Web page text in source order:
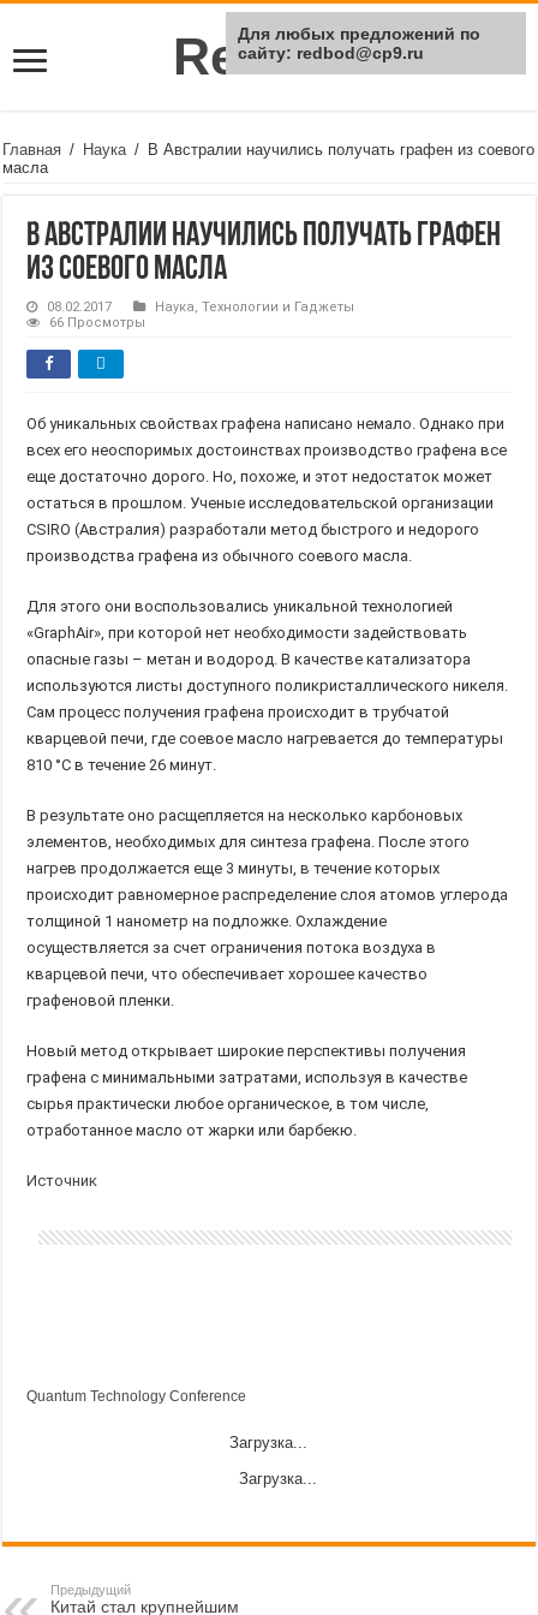
Rei Red
Главная / Наука / В Австралии научились получать графен из соевого
масла
В Австралии научились получать графен
из соевого масла
08.02.2017 Наука,Технологии и Гаджеты
66 Просмотры
Об уникальных свойствах графена написано немало. Однако при
всех его неоспоримых достоинствах производство графена все
еще достаточно дорого. Но, похоже, и этот недостаток может
остаться в прошлом. Ученые исследовательской организации
CSIRO (Австралия) разработали метод быстрого и недорого
производства графена из обычного соевого масла.
Для этого они воспользовались уникальной технологией
«GraphAir», при которой нет необходимости задействовать
опасные газы – метан и водород. В качестве катализатора
используются листы доступного поликристаллического никеля.
Сам процесс получения графена происходит в трубчатой
кварцевой печи, где соевое масло нагревается до температуры
810 °С в течение 26 минут.
В результате оно расщепляется на несколько карбоновых
элементов, необходимых для синтеза графена. После этого
нагрев продолжается еще 3 минуты, в течение которых
происходит равномерное распределение слоя атомов углерода
толщиной 1 нанометр на подложке. Охлаждение
осуществляется за счет ограничения потока воздуха в
кварцевой печи, что обеспечивает хорошее качество
графеновой пленки.
Новый метод открывает широкие перспективы получения
графена с минимальными затратами, используя в качестве
сырья практически любое органическое, в том числе,
отработанное масло от жарки или барбекю.
Источник
Quantum Technology Conference
Загрузка...
Загрузка...
Предыдущий
Китай стал крупнейшим
Для любых предложений по
сайту: redbod@cp9.ru